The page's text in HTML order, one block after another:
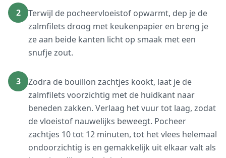
2
Terwijl de pocheervloeistof opwarmt, dep je de
zalmfilets droog met keukenpapier en breng je
ze aan beide kanten licht op smaak met een
snufje zout.
3
Zodra de bouillon zachtjes kookt, laat je de
zalmfilets voorzichtig met de huidkant naar
beneden zakken. Verlaag het vuur tot laag, zodat
de vloeistof nauwelijks beweegt. Pocheer
zachtjes 10 tot 12 minuten, tot het vlees helemaal
ondoorzichtig is en gemakkelijk uit elkaar valt als